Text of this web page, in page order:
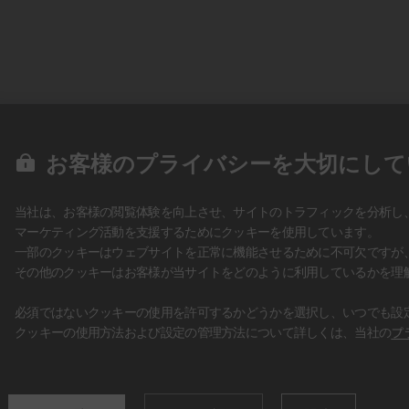
お客様のプライバシーを大切にし
当社は、お客様の閲覧体験を向上させ、サイトのトラフィックを分析し
マーケティング活動を支援するためにクッキーを使用しています。
一部のクッキーはウェブサイトを正常に機能させるために不可欠ですが
その他のクッキーはお客様が当サイトをどのように利用しているかを
必須ではないクッキーの使用を許可するかどうかを選択し、いつでも
クッキーの使用方法および設定の管理方法について詳しくは、当社のプ